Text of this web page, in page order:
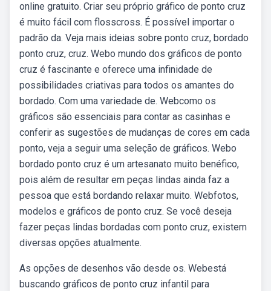
online gratuito. Criar seu próprio gráfico de ponto cruz
é muito fácil com flosscross. É possível importar o
padrão da. Veja mais ideias sobre ponto cruz, bordado
ponto cruz, cruz. Webo mundo dos gráficos de ponto
cruz é fascinante e oferece uma infinidade de
possibilidades criativas para todos os amantes do
bordado. Com uma variedade de. Webcomo os
gráficos são essenciais para contar as casinhas e
conferir as sugestões de mudanças de cores em cada
ponto, veja a seguir uma seleção de gráficos. Webo
bordado ponto cruz é um artesanato muito benéfico,
pois além de resultar em peças lindas ainda faz a
pessoa que está bordando relaxar muito. Webfotos,
modelos e gráficos de ponto cruz. Se você deseja
fazer peças lindas bordadas com ponto cruz, existem
diversas opções atualmente.
As opções de desenhos vão desde os. Webestá
buscando gráficos de ponto cruz infantil para